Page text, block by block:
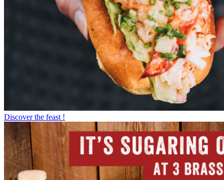
Discover the feast !